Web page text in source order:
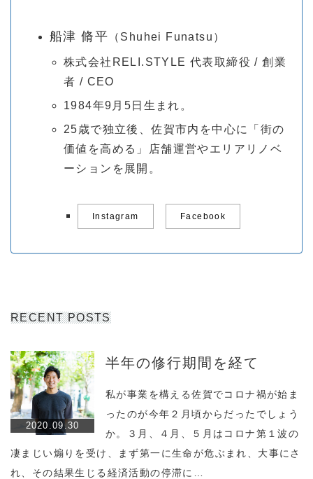
船津 脩平 （Shuhei Funatsu）
株式会社RELI.STYLE 代表取締役 / 創業
者 / CEO
1984年9月5日生まれ。
25歳で独立後、佐賀市内を中心に「街の
価値を高める」店舗運営やエリアリノベ
ーションを展開。
Instagram Facebook
RECENT POSTS
2020.09.30
半年の修行期間を経て
私が事業を構える佐賀でコロナ禍が始ま
ったのが今年２月頃からだったでしょう
か。３月、４月、５月はコロナ第１波の
凄まじい煽りを受け、まず第一に生命が危ぶまれ、大事にさ
れ、その結果生じる経済活動の停滞に…